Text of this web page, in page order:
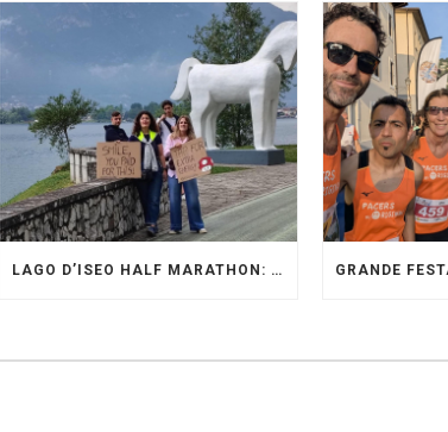
LAGO D’ISEO HALF MARATHON: ORIGINALI PRESENTI